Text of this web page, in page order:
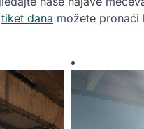
tiket dana možete pronaći